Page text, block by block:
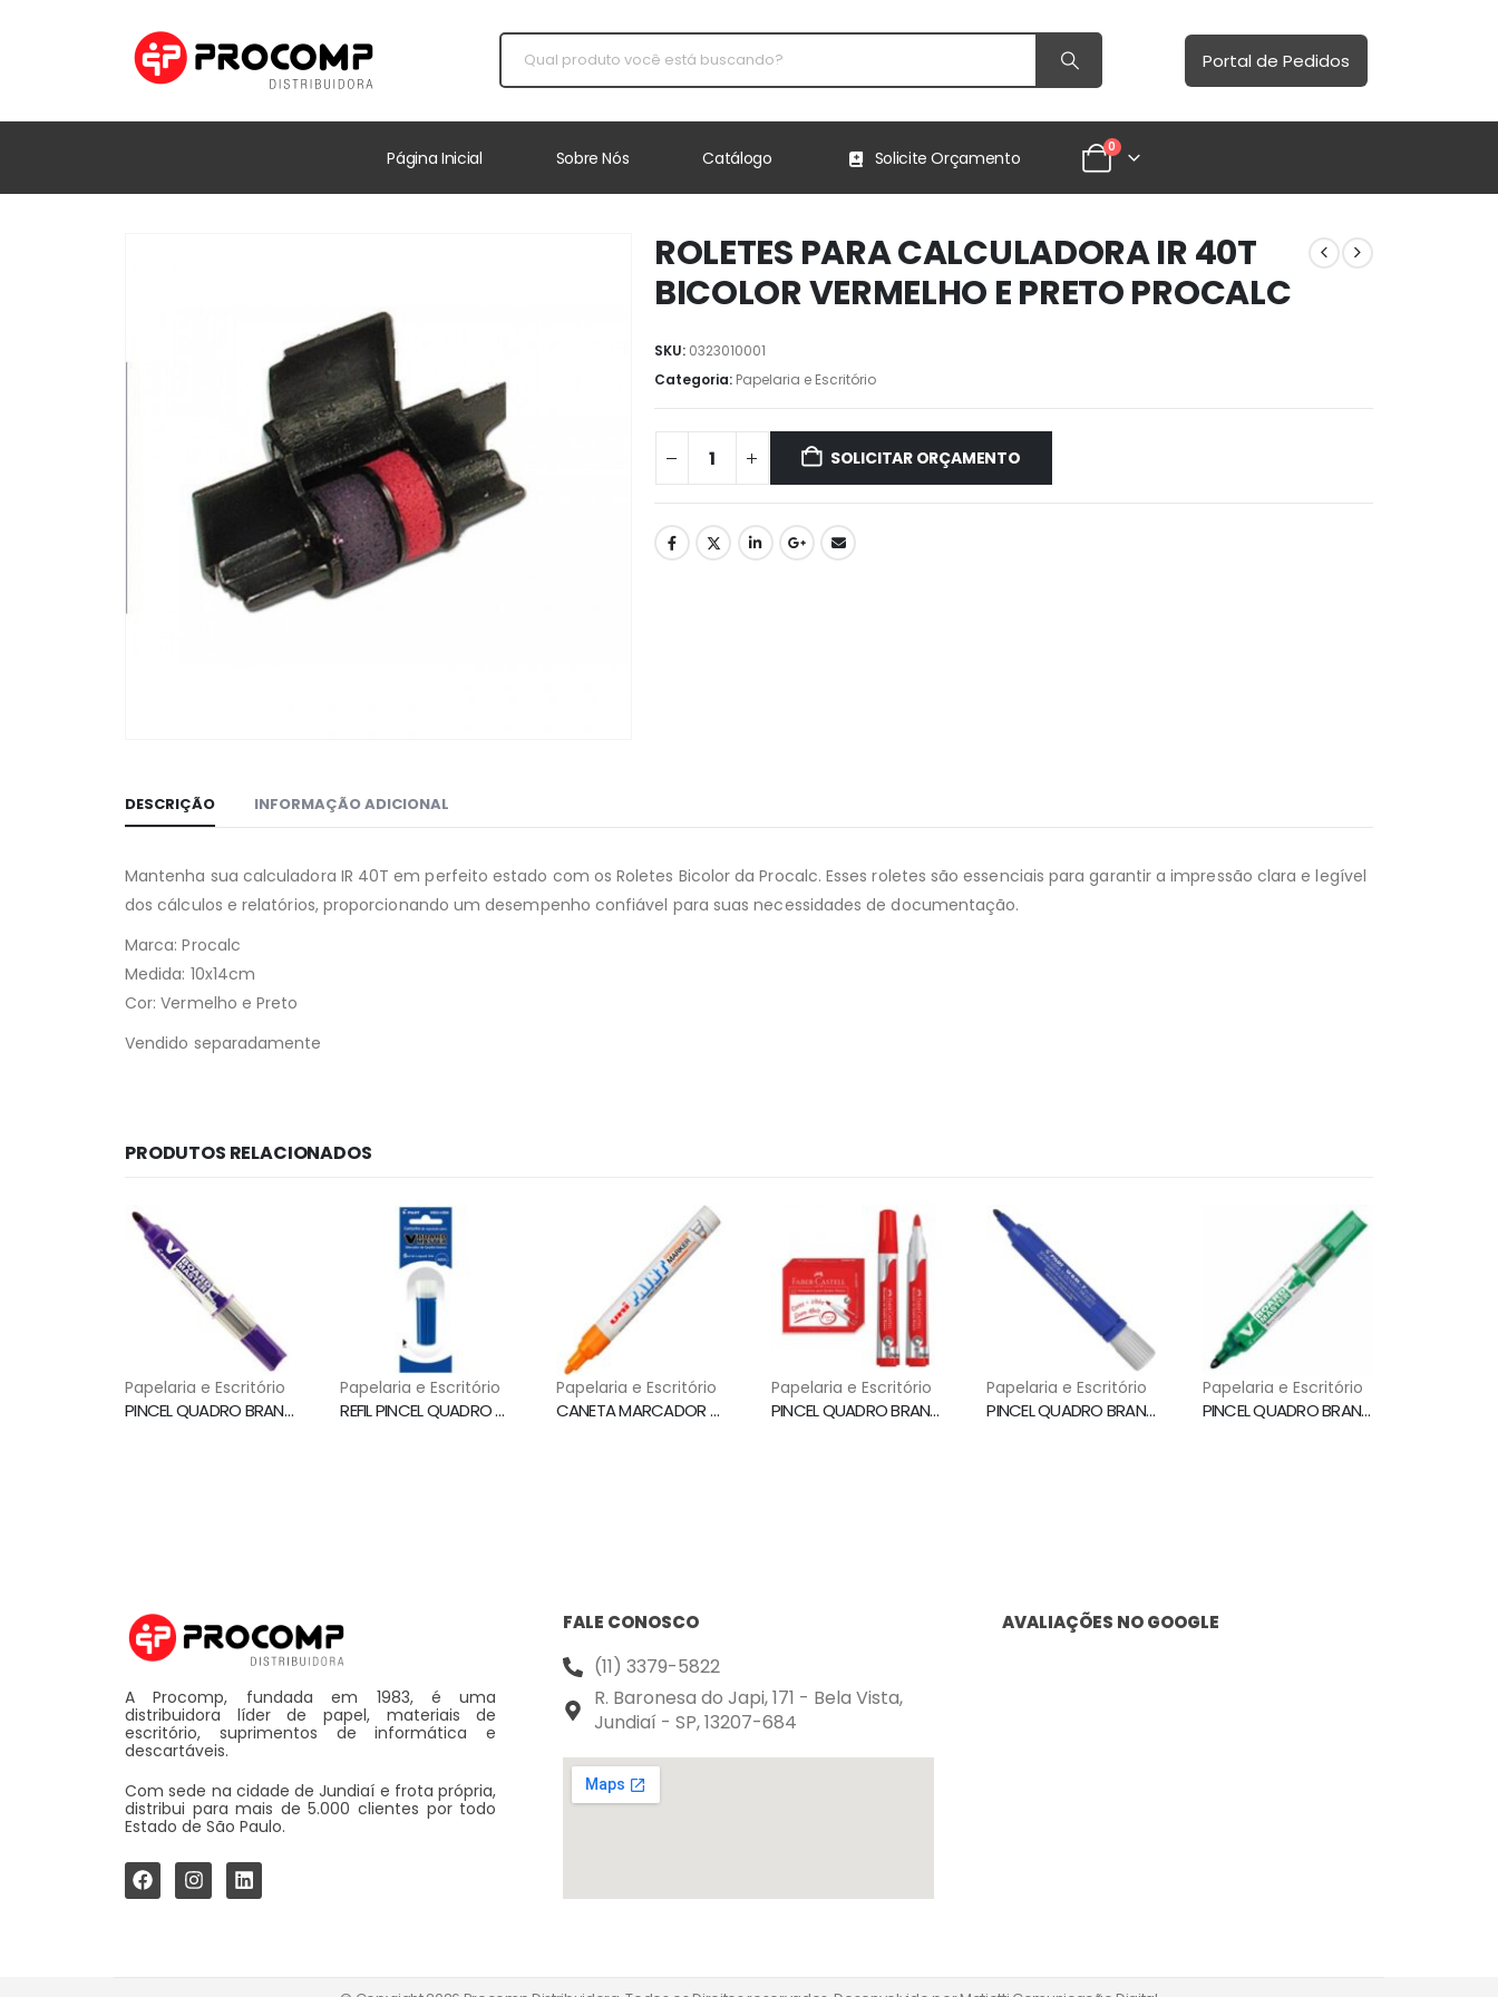
Portal de Pedidos
Página Inicial Sobre Nós Catálogo Solicite Orçamento
0
ROLETES PARA CALCULADORA IR 40T
BICOLOR VERMELHO E PRETO PROCALC
SKU: 0323010001
Categoria: Papelaria e Escritório
SOLICITAR ORÇAMENTO
DESCRIÇÃO INFORMAÇÃO ADICIONAL
Mantenha sua calculadora IR 40T em perfeito estado com os Roletes Bicolor da Procalc. Esses roletes são essenciais para garantir a impressão clara e legível
dos cálculos e relatórios, proporcionando um desempenho confiável para suas necessidades de documentação.
Marca: Procalc
Medida: 10x14cm
Cor: Vermelho e Preto
Vendido separadamente
PRODUTOS RELACIONADOS
Papelaria e Escritório
PINCEL QUADRO BRANCO WBMA RECARREGAVEL VIOLETA PILOT
Papelaria e Escritório
REFIL PINCEL QUADRO BRANCO AZUL WBS-VBM PILOT
Papelaria e Escritório
CANETA MARCADOR PERMANENTE PX-20 LARANJA UNI PAINT MARKER
Papelaria e Escritório
PINCEL QUADRO BRANCO PONTA 3.5MM VERMELHO MQB/VM FABER CASTELL
Papelaria e Escritório
PINCEL QUADRO BRANCO WBM7 AZUL PILOT
Papelaria e Escritório
PINCEL QUADRO BRANCO WBMA RECARREGAVEL VERDE PILOT
A Procomp, fundada em 1983, é uma
distribuidora líder de papel, materiais de
escritório, suprimentos de informática e
descartáveis.
Com sede na cidade de Jundiaí e frota própria,
distribui para mais de 5.000 clientes por todo
Estado de São Paulo.
FALE CONOSCO
(11) 3379-5822
R. Baronesa do Japi, 171 - Bela Vista,
Jundiaí - SP, 13207-684
AVALIAÇÕES NO GOOGLE